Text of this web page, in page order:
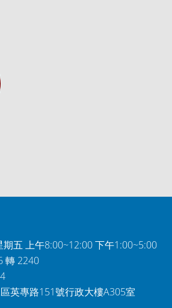
五 上午8:00~12:00 下午1:00~5:00
轉 2240
英專路151號行政大樓A305室